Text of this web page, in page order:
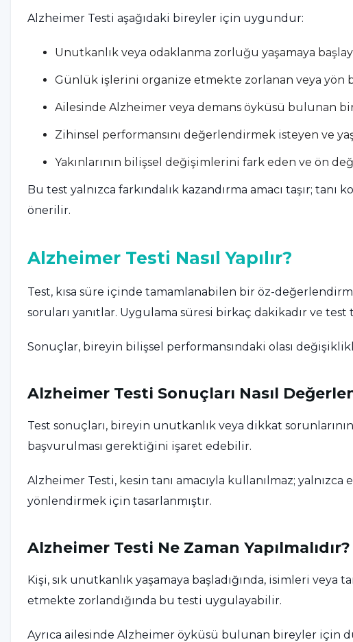
Alzheimer Testi aşağıdaki bireyler için uygundur:
Unutkanlık veya odaklanma zorluğu yaşamaya
Günlük işlerini organize etmekte zorlanan veya yön
Ailesinde Alzheimer veya demans öyküsü bulunan
Zihinsel performansını değerlendirmek isteyen ve
Yakınlarının bilişsel değişimlerini fark eden ve ön
Bu test yalnızca farkındalık kazandırma amacı taşır;
önerilir.
Alzheimer Testi Nasıl Yapılır?
Test, kısa süre içinde tamamlanabilen bir öz-
soruları yanıtlar. Uygulama süresi birkaç dakikadır ve
Sonuçlar, bireyin bilişsel performansındaki olası
Alzheimer Testi Sonuçları Nasıl
Test sonuçları, bireyin unutkanlık veya dikkat
başvurulması gerektiğini işaret edebilir.
Alzheimer Testi, kesin tanı amacıyla kullanılmaz;
yönlendirmek için tasarlanmıştır.
Alzheimer Testi Ne Zaman Yapılmalıdır?
Kişi, sık unutkanlık yaşamaya başladığında, isimleri
etmekte zorlandığında bu testi uygulayabilir.
Ayrıca ailesinde Alzheimer öyküsü bulunan bireyler için